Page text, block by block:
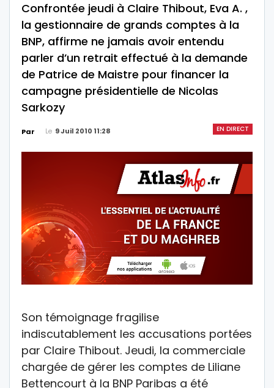
Confrontée jeudi à Claire Thibout, Eva A. ,
la gestionnaire de grands comptes à la
BNP, affirme ne jamais avoir entendu
parler d’un retrait effectué à la demande
de Patrice de Maistre pour financer la
campagne présidentielle de Nicolas
Sarkozy
EN DIRECT
Par Le 9 Juil 2010 11:28
Son témoignage fragilise
indiscutablement les accusations portées
par Claire Thibout. Jeudi, la commerciale
chargée de gérer les comptes de Liliane
Bettencourt à la BNP Paribas a été